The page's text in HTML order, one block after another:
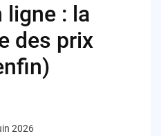
ligne : la
des prix
2026